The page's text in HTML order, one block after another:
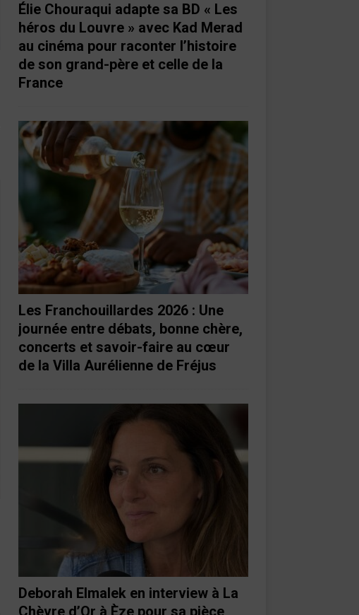
Élie Chouraqui adapte sa BD « Les
héros du Louvre » avec Kad Merad
au cinéma pour raconter l’histoire
de son grand-père et celle de la
France
Les Franchouillardes 2026 : Une
journée entre débats, bonne chère,
concerts et savoir-faire au cœur
de la Villa Aurélienne de Fréjus
Deborah Elmalek en interview à La